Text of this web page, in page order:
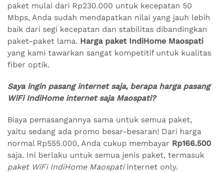
paket mulai dari Rp230.000 untuk kecepatan 50
Mbps, Anda sudah mendapatkan nilai yang jauh lebih
baik dari segi kecepatan dan stabilitas dibandingkan
paket-paket lama. Harga paket IndiHome Maospati
yang kami tawarkan sangat kompetitif untuk kualitas
fiber optik.
Saya ingin pasang internet saja, berapa harga pasang
WiFi IndiHome internet saja Maospati?
Biaya pemasangannya sama untuk semua paket,
yaitu sedang ada promo besar-besaran! Dari harga
normal Rp555.000, Anda cukup membayar Rp166.500
saja. Ini berlaku untuk semua jenis paket, termasuk
paket WiFi IndiHome Maospatiinternet only.